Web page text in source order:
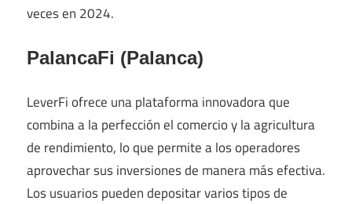
veces en 2024.
PalancaFi (Palanca)
LeverFi ofrece una plataforma innovadora que
combina a la perfección el comercio y la agricultura
de rendimiento, lo que permite a los operadores
aprovechar sus inversiones de manera más efectiva.
Los usuarios pueden depositar varios tipos de